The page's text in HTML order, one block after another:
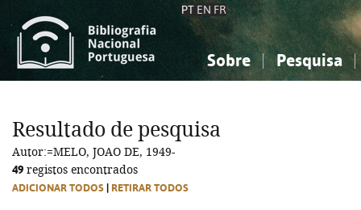
PT EN FR
Sobre Pesquisa
Ciências sociais...
Ciências sociais...
Resultado de pesquisa
Autor:=MELO, JOAO DE, 1949-
49 registos encontrados
ADICIONAR TODOS RETIRAR TODOS